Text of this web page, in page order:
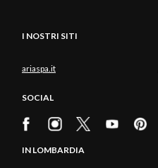
I NOSTRI SITI
ariaspa.it
SOCIAL
IN LOMBARDIA